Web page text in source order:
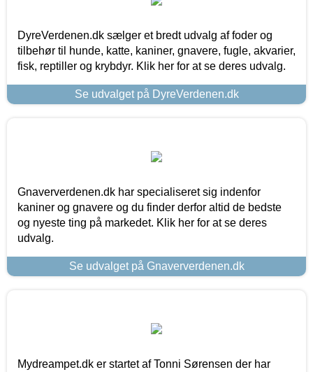
DyreVerdenen.dk sælger et bredt udvalg af foder og
tilbehør til hunde, katte, kaniner, gnavere, fugle, akvarier,
fisk, reptiller og krybdyr. Klik her for at se deres udvalg.
Se udvalget på DyreVerdenen.dk
Gnaververdenen.dk har specialiseret sig indenfor
kaniner og gnavere og du finder derfor altid de bedste
og nyeste ting på markedet. Klik her for at se deres
udvalg.
Se udvalget på Gnaververdenen.dk
Mydreampet.dk er startet af Tonni Sørensen der har